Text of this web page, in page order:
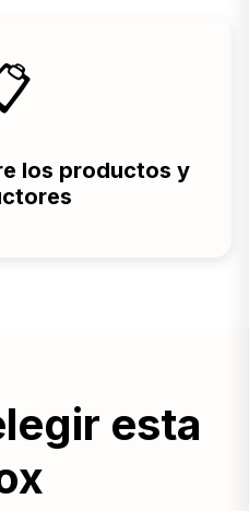
los productos y
esta